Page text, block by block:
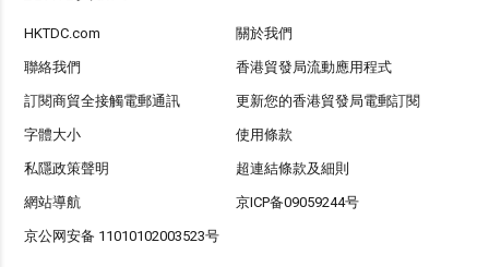
HKTDC.com 關於我們
聯絡我們 香港貿發局流動應用程式
訂閱商貿全接觸電郵通訊 更新您的香港貿發局電郵訂閱
字體大小 使用條款
私隱政策聲明 超連結條款及細則
網站導航 京ICP备09059244号
京公网安备 11010102003523号